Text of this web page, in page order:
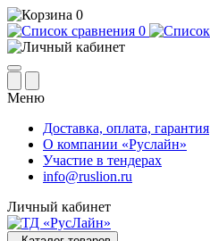
0
0
Меню
Доставка, оплата, гарантия
О компании «Руслайн»
Участие в тендерах
info@ruslion.ru
Личный кабинет